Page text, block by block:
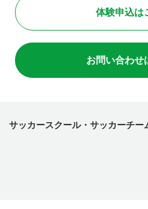
体験申込は
お問い合わせ
サッカースクール・サッカーチー